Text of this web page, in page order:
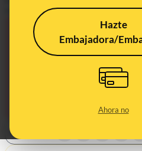
Hazte
Embajadora/
Ahora no
Actualizado elJun 22, 2022, 8:41:00 AM